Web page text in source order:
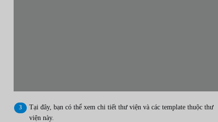
Tại đây, bạn có thể xem chi tiết thư viện và các template thuộc thư
viện này.